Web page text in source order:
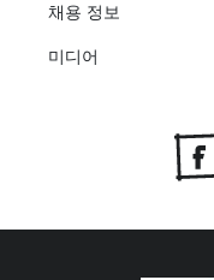
채용 정보
미디어